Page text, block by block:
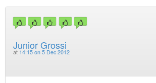
Junior Grossi
at 14:15 on 5 Dec 2012